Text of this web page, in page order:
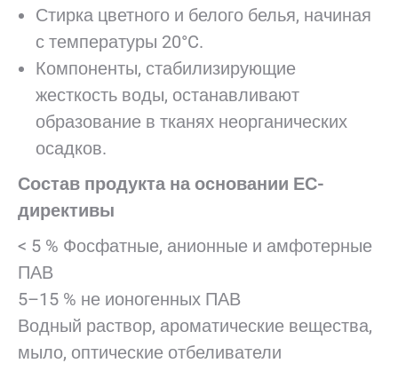
Стирка цветного и белого белья, начиная
с температуры 20°C.
Компоненты, стабилизирующие
жесткость воды, останавливают
образование в тканях неорганических
осадков.
Состав продукта на основании ЕС-
директивы
< 5 % Фосфатные, анионные и амфотерные
ПАВ
5–15 % не ионогенных ПАВ
Водный раствор, ароматические вещества,
мыло, оптические отбеливатели